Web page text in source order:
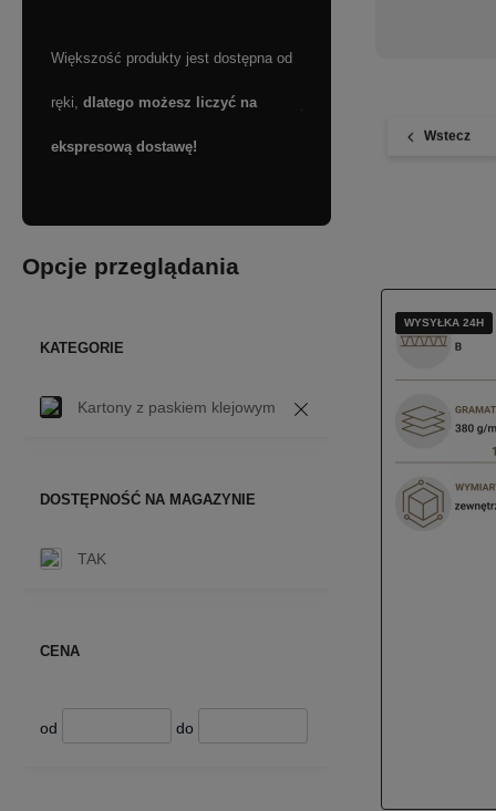
Większość produkty jest dostępna od
ręki, dlatego możesz liczyć na
ekspresową dostawę!
Opcje przeglądania
KATEGORIE
Kartony z paskiem klejowym
DOSTĘPNOŚĆ NA MAGAZYNIE
TAK
CENA
od do
Wstecz
WYSYŁKA 24H
WYSYŁKA 24H
WYSYŁKA 24H